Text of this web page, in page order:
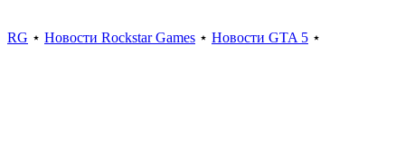
RG ⋆ Новости Rockstar Games ⋆ Новости GTA 5 ⋆